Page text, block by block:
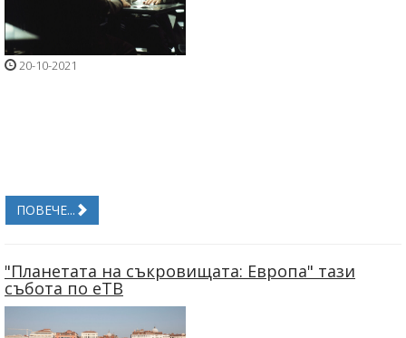
20-10-2021
ПОВЕЧЕ...
"Планетата на съкровищата: Европа" тази
събота по еТВ